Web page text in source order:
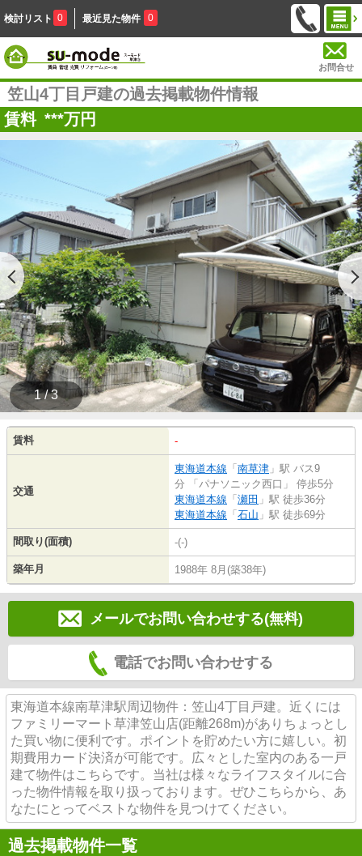
検討リスト 0 最近見た物件 0
お問合せ
笠山4丁目戸建の過去掲載物件情報
賃料 ***万円
1 / 3
賃料 -
交通
東海道本線 「 南草津 」駅 バス9
分 「パナソニック西口」 停歩5分
東海道本線 「 瀬田 」駅 徒歩36分
東海道本線 「 石山 」駅 徒歩69分
間取り(面積) -(-)
築年月 1988年 8月(築38年)
メールでお問い合わせする(無料)
電話でお問い合わせする
東海道本線南草津駅周辺物件：笠山4丁目戸建。近くには
ファミリーマート草津笠山店(距離268m)がありちょっとし
た買い物に便利です。ポイントを貯めたい方に嬉しい。初
期費用カード決済が可能です。広々とした室内のある一戸
建て物件はこちらです。当社は様々なライフスタイルに合
った物件情報を取り扱っております。ぜひこちらから、あ
なたにとってベストな物件を見つけてください。
過去掲載物件一覧